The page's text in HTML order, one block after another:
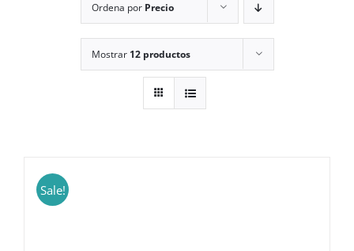
Ordena por Precio
Mostrar 12 productos
Sale!